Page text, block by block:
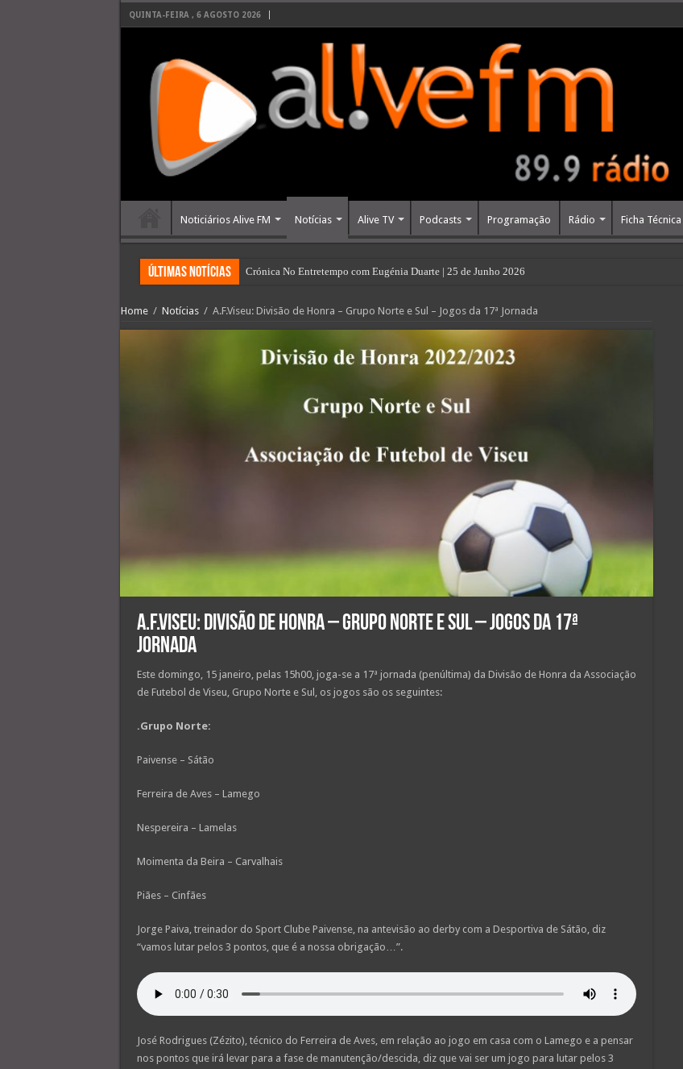
QUINTA-FEIRA , 6 AGOSTO 2026
Noticiários Alive FM Notícias Alive TV Podcasts Programação Rádio Ficha Técnica
últimas Notícias Crónica No Entretempo com Eugénia Duarte | 25 de Junho 2026
Home / Notícias / A.F.Viseu: Divisão de Honra – Grupo Norte e Sul – Jogos da 17ª Jornada
A.F.Viseu: Divisão de Honra – Grupo Norte e Sul – Jogos da 17ª
Jornada
Este domingo, 15 janeiro, pelas 15h00, joga-se a 17ª jornada (penúltima) da Divisão de Honra da Associação
de Futebol de Viseu, Grupo Norte e Sul, os jogos são os seguintes:
.Grupo Norte:
Paivense – Sátão
Ferreira de Aves – Lamego
Nespereira – Lamelas
Moimenta da Beira – Carvalhais
Piães – Cinfães
Jorge Paiva, treinador do Sport Clube Paivense, na antevisão ao derby com a Desportiva de Sátão, diz
“vamos lutar pelos 3 pontos, que é a nossa obrigação…”.
José Rodrigues (Zézito), técnico do Ferreira de Aves, em relação ao jogo em casa com o Lamego e a pensar
nos pontos que irá levar para a fase de manutenção/descida, diz que vai ser um jogo para lutar pelos 3